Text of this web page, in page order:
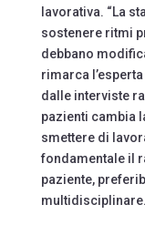
lavorativa. “La
sostenere ritmi
debbano
rimarca
dalle interviste
pazienti cambia
smettere di
fondamentale il
paziente,
multidisciplinare.